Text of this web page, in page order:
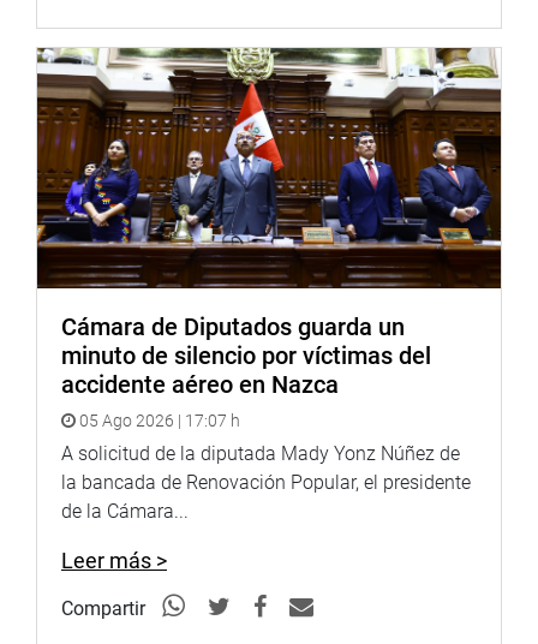
Cámara de Diputados guarda un
minuto de silencio por víctimas del
accidente aéreo en Nazca
05 Ago 2026 | 17:07 h
A solicitud de la diputada Mady Yonz Núñez de
la bancada de Renovación Popular, el presidente
de la Cámara...
Leer más >
Compartir